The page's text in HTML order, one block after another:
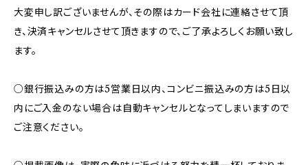
大変申し訳ございませんが、その際はカード会社に連絡させて頂
き、決済キャンセルさせて頂きますので、ご了承よろしくお願い致し
ます。
○銀行振込みの方は5営業日以内、コンビニ振込みの方は5日以
内にご入金のない場合は自動キャンセルとなってしまいますので
ご注意ください。